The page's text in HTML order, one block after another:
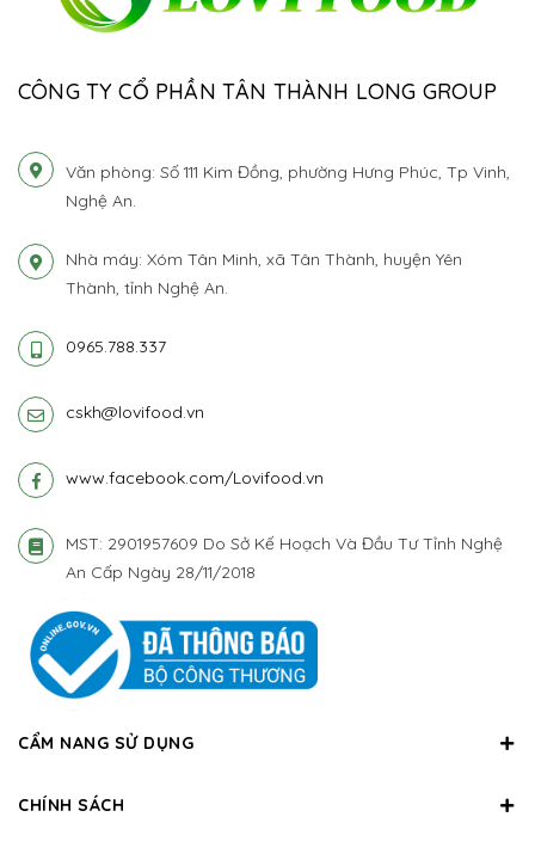
CÔNG TY CỔ PHẦN TÂN THÀNH LONG GROUP
Văn phòng: Số 111 Kim Đồng, phường Hưng Phúc, Tp Vinh,
Nghệ An.
Nhà máy: Xóm Tân Minh, xã Tân Thành, huyện Yên
Thành, tỉnh Nghệ An.
0965.788.337
cskh@lovifood.vn
www.facebook.com/Lovifood.vn
MST: 2901957609 Do Sở Kế Hoạch Và Đầu Tư Tỉnh Nghệ
An Cấp Ngày 28/11/2018
CẨM NANG SỬ DỤNG
CHÍNH SÁCH